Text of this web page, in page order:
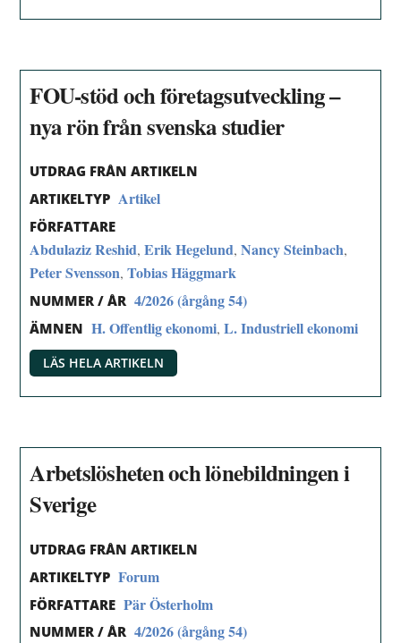
FOU-stöd och företagsutveckling –
nya rön från svenska studier
UTDRAG FRÅN ARTIKELN
ARTIKELTYP Artikel
FÖRFATTARE
Abdulaziz Reshid,Erik Hegelund,Nancy Steinbach,
Peter Svensson,Tobias Häggmark
NUMMER / ÅR 4/2026 (årgång 54)
ÄMNEN H. Offentlig ekonomi,L. Industriell ekonomi
LÄS HELA ARTIKELN
Arbetslösheten och lönebildningen i
Sverige
UTDRAG FRÅN ARTIKELN
ARTIKELTYP Forum
FÖRFATTARE Pär Österholm
NUMMER / ÅR 4/2026 (årgång 54)